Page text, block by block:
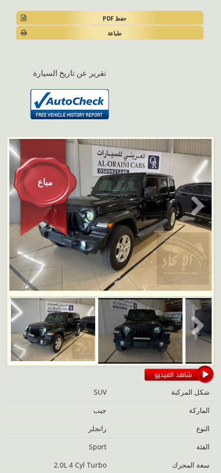
حفظ PDF
طباعة
تقرير عن تاريخ السيارة
مباع
Next
Next
شكل المركبة
SUV
الماركة
جيب
النوع
رانجلر
الفئة
Sport
‬سعة المحرك
2.0L 4 Cyl Turbo